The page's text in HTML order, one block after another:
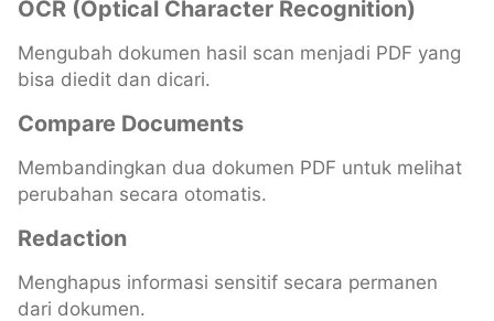
OCR (Optical Character Recognition)
Mengubah dokumen hasil scan menjadi PDF yang
bisa diedit dan dicari.
Compare Documents
Membandingkan dua dokumen PDF untuk melihat
perubahan secara otomatis.
Redaction
Menghapus informasi sensitif secara permanen
dari dokumen.